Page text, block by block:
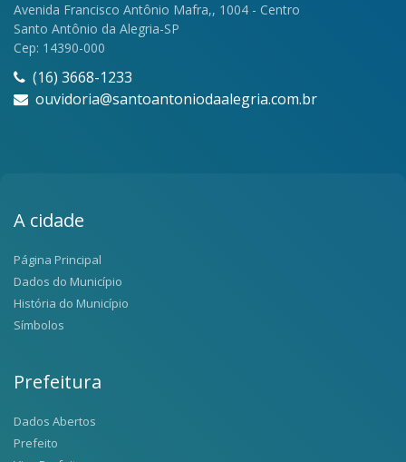
Avenida Francisco Antônio Mafra,, 1004 - Centro
Santo Antônio da Alegria-SP
Cep: 14390-000
(16) 3668-1233
ouvidoria@santoantoniodaalegria.com.br
A cidade
Página Principal
Dados do Município
História do Município
Símbolos
Prefeitura
Dados Abertos
Prefeito